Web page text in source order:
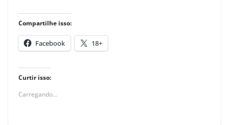
Compartilhe isso:
Facebook 18+
Curtir isso:
Carregando...